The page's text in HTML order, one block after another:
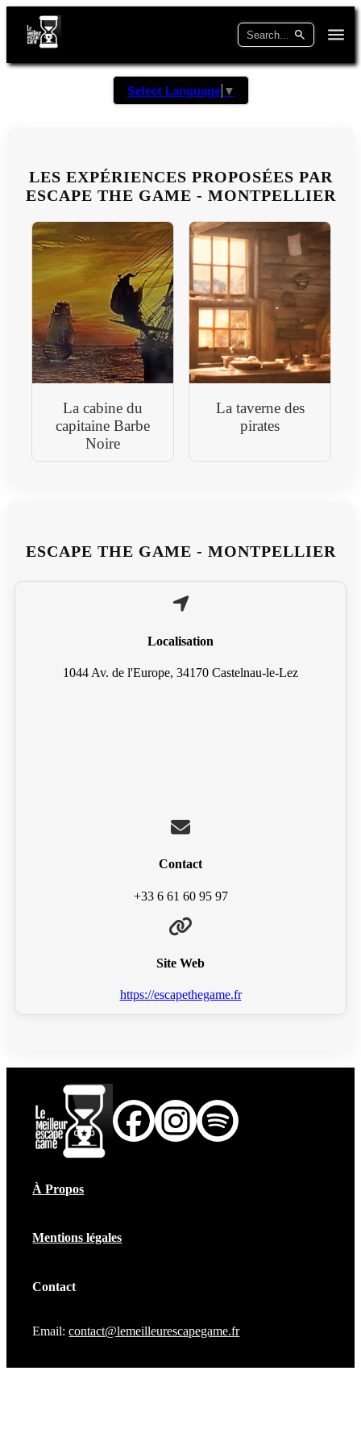
Select Language ▼
LES EXPÉRIENCES PROPOSÉES PAR
ESCAPE THE GAME - MONTPELLIER
La cabine du
capitaine Barbe
Noire
La taverne des
pirates
ESCAPE THE GAME - MONTPELLIER
Localisation
1044 Av. de l'Europe, 34170 Castelnau-le-Lez
Contact
+33 6 61 60 95 97
Site Web
https://escapethegame.fr
À Propos
Mentions légales
Contact
Email:contact@lemeilleurescapegame.fr